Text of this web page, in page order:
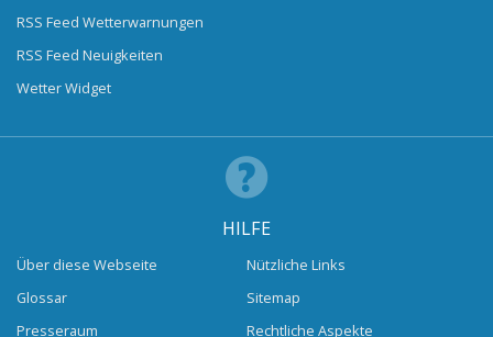
RSS Feed Wetterwarnungen
RSS Feed Neuigkeiten
Wetter Widget
HILFE
Über diese Webseite
Glossar
Presseraum
Nützliche Links
Sitemap
Rechtliche Aspekte